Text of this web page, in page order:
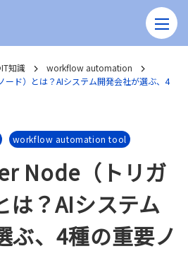
知識
workflow automation
ード）とは？AIシステム開発会社が選ぶ、4
workflow automation tool
Node（トリガ
は？AIシステム
ぶ、4種の重要ノ